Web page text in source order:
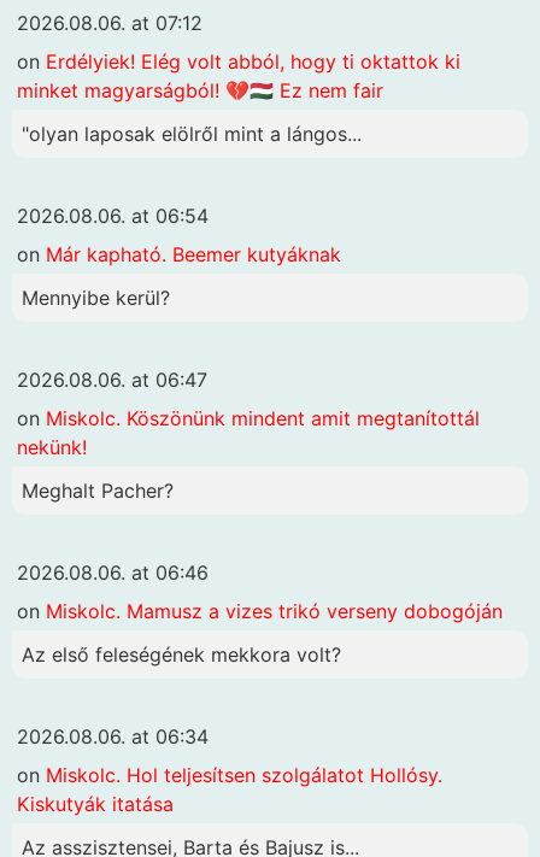
2026.08.06. at 07:12
on Erdélyiek! Elég volt abból, hogy ti oktattok ki
minket magyarságból! 💔🇭🇺 Ez nem fair
"olyan laposak elölről mint a lángos...
2026.08.06. at 06:54
on Már kapható. Beemer kutyáknak
Mennyibe kerül?
2026.08.06. at 06:47
on Miskolc. Köszönünk mindent amit megtanítottál
nekünk!
Meghalt Pacher?
2026.08.06. at 06:46
on Miskolc. Mamusz a vizes trikó verseny dobogóján
Az első feleségének mekkora volt?
2026.08.06. at 06:34
on Miskolc. Hol teljesítsen szolgálatot Hollósy.
Kiskutyák itatása
Az asszisztensei, Barta és Bajusz is...